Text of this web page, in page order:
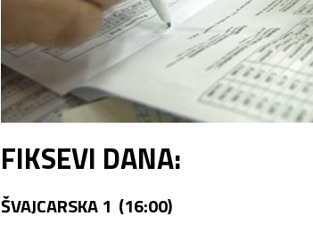
FIKSEVI DANA:
ŠVAJCARSKA 1 (16:00)